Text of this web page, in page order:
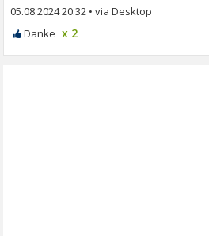
05.08.2024 20:32 •
x 2